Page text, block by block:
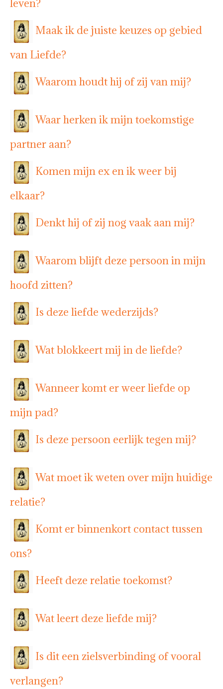
leven?
Maak ik de juiste keuzes op gebied
van Liefde?
Waarom houdt hij of zij van mij?
Waar herken ik mijn toekomstige
partner aan?
Komen mijn ex en ik weer bij
elkaar?
Denkt hij of zij nog vaak aan mij?
Waarom blijft deze persoon in mijn
hoofd zitten?
Is deze liefde wederzijds?
Wat blokkeert mij in de liefde?
Wanneer komt er weer liefde op
mijn pad?
Is deze persoon eerlijk tegen mij?
Wat moet ik weten over mijn huidige
relatie?
Komt er binnenkort contact tussen
ons?
Heeft deze relatie toekomst?
Wat leert deze liefde mij?
Is dit een zielsverbinding of vooral
verlangen?